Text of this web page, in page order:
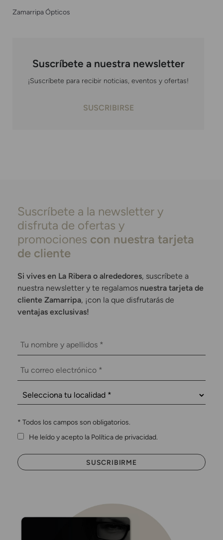
Zamarripa Ópticos
Suscríbete a nuestra newsletter
¡Suscríbete para recibir noticias, eventos y ofertas!
SUSCRIBIRSE
Suscríbete a la newsletter y
disfruta de ofertas y
promociones con nuestra tarjeta
de cliente
Si vives en La Ribera o alrededores, suscríbete a
nuestra newsletter y te regalamos nuestra tarjeta de
cliente Zamarripa, ¡con la que disfrutarás de
ventajas exclusivas!
* Todos los campos son obligatorios.
He leído y acepto la Política de privacidad.